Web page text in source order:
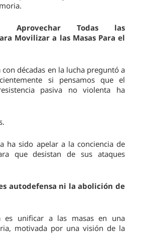
Aprovechar Todas las
Movilizar a las Masas Para el
décadas en la lucha preguntó a
si pensamos que el
pasiva no violenta ha
ha sido apelar a la conciencia de
que desistan de sus ataques
autodefensa ni la abolición de
es unificar a las masas en una
motivada por una visión de la